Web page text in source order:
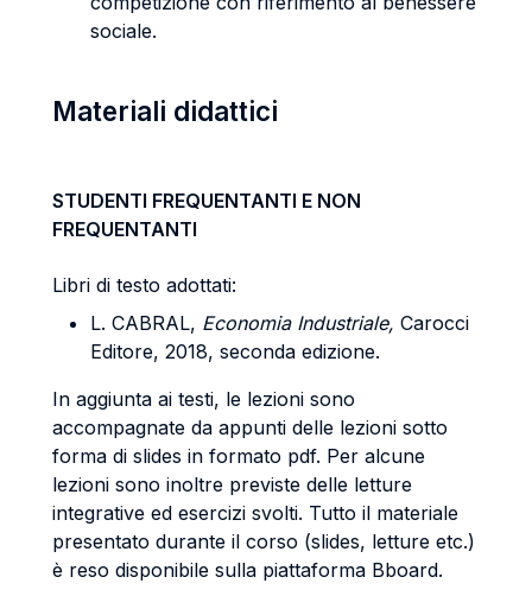
sociale.
Materiali didattici
STUDENTI FREQUENTANTI E NON
FREQUENTANTI
Libri di testo adottati:
L. CABRAL, Economia Industriale, Carocci
Editore, 2018, seconda edizione.
In aggiunta ai testi, le lezioni sono
accompagnate da appunti delle lezioni sotto
forma di slides in formato pdf. Per alcune
lezioni sono inoltre previste delle letture
integrative ed esercizi svolti. Tutto il materiale
presentato durante il corso (slides, letture etc.)
è reso disponibile sulla piattaforma Bboard.